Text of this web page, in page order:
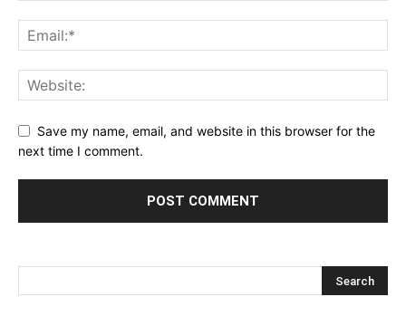
Save my name, email, and website in this browser for the
next time I comment.